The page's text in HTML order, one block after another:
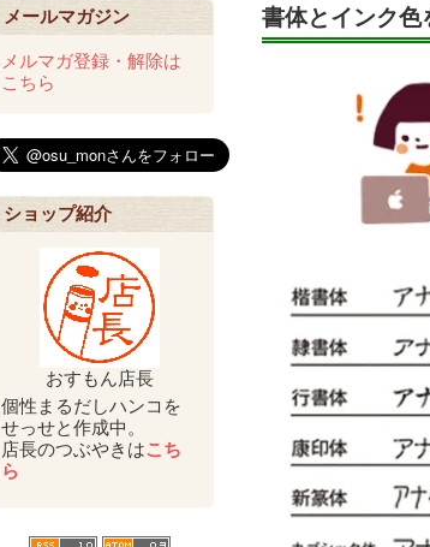
メールマガジン
メルマガ登録・解除は
こちら
ショップ紹介
おすもん店長
個性まるだしハンコを
せっせと作成中。
店長のつぶやきはこち
ら
書体とインク色